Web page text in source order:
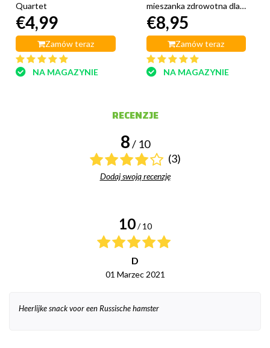
Quartet
€4,99
Zamów teraz
NA MAGAZYNIE
mieszanka zdrowotna dla
świnek morskich 600
gramów
€8,95
Zamów teraz
NA MAGAZYNIE
RECENZJE
8/ 10
(3)
Dodaj swoją recenzję
10 / 10
D
01 Marzec 2021
Heerlijke snack voor een Russische hamster